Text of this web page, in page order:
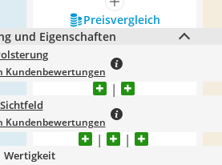
mehr anzeigen
Preis­vergleich
und Eigenschaften
Kundenbewertungen
Sichtfeld
Kundenbewertungen
Wertigkeit